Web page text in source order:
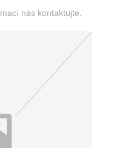
nás kontaktujte.